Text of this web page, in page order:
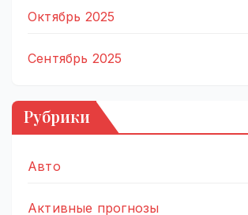
Октябрь 2025
Сентябрь 2025
Рубрики
Авто
Активные прогнозы